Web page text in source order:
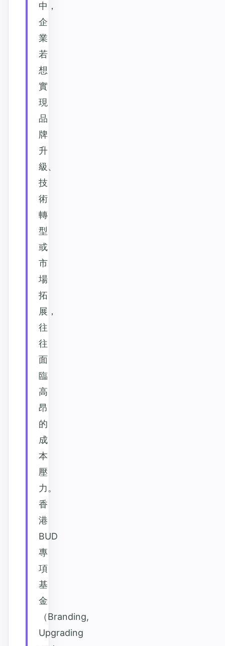
中，
企
業
若
想
實
現
品
牌
升
級、
技
術
轉
型
或
市
場
拓
展，
往
往
面
臨
高
昂
的
成
本
壓
力。
香
港
BUD
專
項
基
金
（Branding,
Upgrading